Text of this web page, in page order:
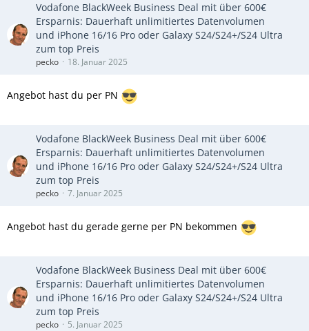
Vodafone BlackWeek Business Deal mit über 600€
Ersparnis: Dauerhaft unlimitiertes Datenvolumen
und iPhone 16/16 Pro oder Galaxy S24/S24+/S24 Ultra
zum top Preis
pecko 18. Januar 2025
Angebot hast du per PN
Vodafone BlackWeek Business Deal mit über 600€
Ersparnis: Dauerhaft unlimitiertes Datenvolumen
und iPhone 16/16 Pro oder Galaxy S24/S24+/S24 Ultra
zum top Preis
pecko 7. Januar 2025
Angebot hast du gerade gerne per PN bekommen
Vodafone BlackWeek Business Deal mit über 600€
Ersparnis: Dauerhaft unlimitiertes Datenvolumen
und iPhone 16/16 Pro oder Galaxy S24/S24+/S24 Ultra
zum top Preis
pecko 5. Januar 2025